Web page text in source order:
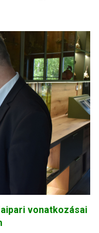
vonatkozásai